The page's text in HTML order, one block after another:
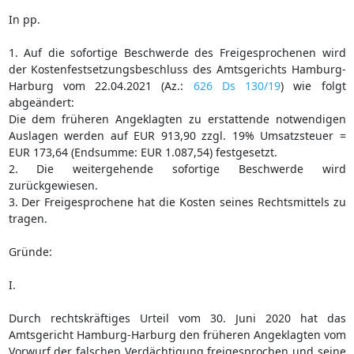
In pp.
1. Auf die sofortige Beschwerde des Freigesprochenen wird
der Kostenfestsetzungsbeschluss des Amtsgerichts Hamburg-
Harburg vom 22.04.2021 (Az.: 626 Ds 130/19) wie folgt
abgeändert:
Die dem früheren Angeklagten zu erstattende notwendigen
Auslagen werden auf EUR 913,90 zzgl. 19% Umsatzsteuer =
EUR 173,64 (Endsumme: EUR 1.087,54) festgesetzt.
2. Die weitergehende sofortige Beschwerde wird
zurückgewiesen.
3. Der Freigesprochene hat die Kosten seines Rechtsmittels zu
tragen.
Gründe:
I.
Durch rechtskräftiges Urteil vom 30. Juni 2020 hat das
Amtsgericht Hamburg-Harburg den früheren Angeklagten vom
Vorwurf der falschen Verdächtigung freigesprochen und seine